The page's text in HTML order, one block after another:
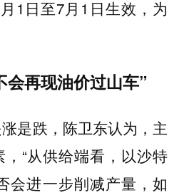
1日至7月1日生效，为
会再现油价过山车”
是跌，陈卫东认为，主
“从供给端看，以沙特
会进一步削减产量，如